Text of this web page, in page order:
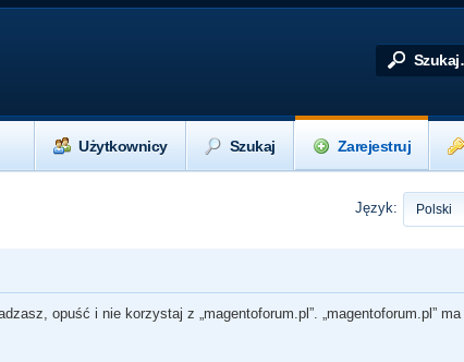
Zarejestruj
Szukaj
Użytkownicy
Język:
opuść i nie korzystaj z „magentoforum.pl”. „magentoforum.pl” ma